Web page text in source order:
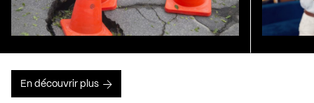
En découvrir plus